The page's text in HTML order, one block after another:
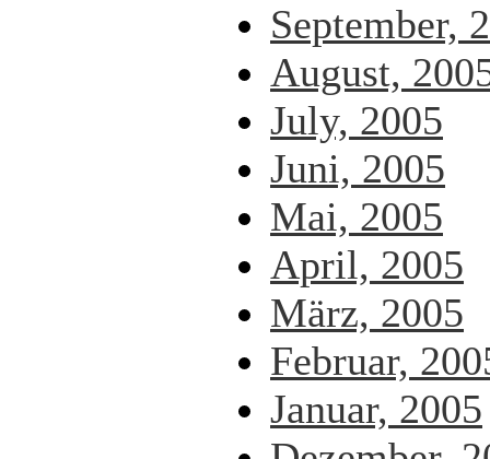
September,
August,
July, 2005
Juni, 2005
Mai, 2005
April, 2005
März, 2005
Februar,
Januar, 2005